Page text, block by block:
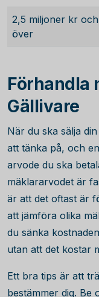
2,5 miljoner kr och
över
Förhandla
Gällivare
När du ska sälja
att tänka på, och
arvode du ska
mäklararvodet är
är att det oftast är
att jämföra olika
du sänka
utan att det kostar
Ett bra tips är att
bestämmer dig.